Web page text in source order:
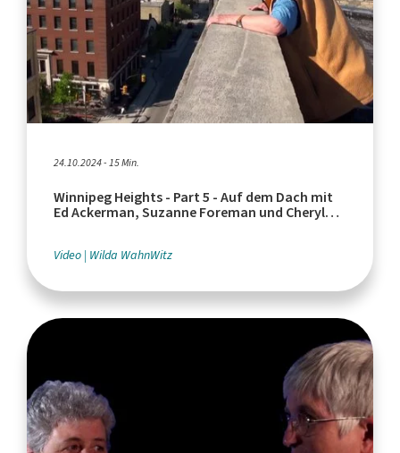
24.10.2024 - 15 Min.
Winnipeg Heights - Part 5 - Auf dem Dach mit
Ed Ackerman, Suzanne Foreman und Cheryl
Video Wilda WahnWitz